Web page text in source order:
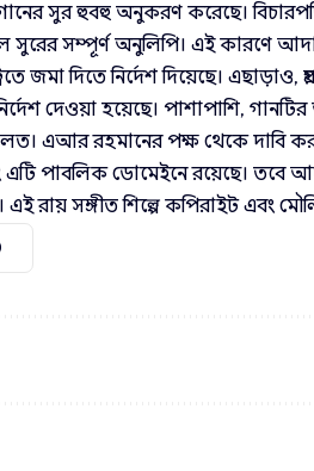
গানের সুর হুবহু অনুকরণ করেছে।
সুরের সম্পূর্ণ অনুলিপি। এই কারণে
জমা দিতে নির্দেশ দিয়েছে। এছাড়াও,
দেওয়া হয়েছে। পাশাপাশি,
এআর রহমানের পক্ষ থেকে দাবি করা
এটি পাবলিক ডোমেইনে রয়েছে।
এই রায় সঙ্গীত শিল্পে কপিরাইট এবং